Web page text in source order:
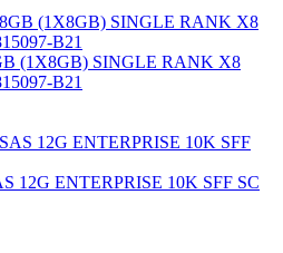
(1X8GB) SINGLE RANK X8
B21
12G ENTERPRISE 10K SFF SC